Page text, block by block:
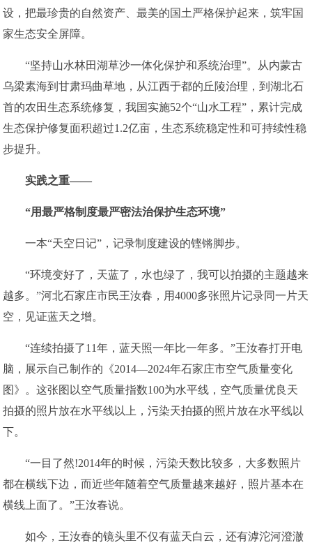
设，把最珍贵的自然资产、最美的国土严格保护起来，筑牢国
家生态安全屏障。
“坚持山水林田湖草沙一体化保护和系统治理”。从内蒙古
乌梁素海到甘肃玛曲草地，从江西于都的丘陵治理，到湖北石
首的农田生态系统修复，我国实施52个“山水工程”，累计完成
生态保护修复面积超过1.2亿亩，生态系统稳定性和可持续性稳
步提升。
实践之重——
“用最严格制度最严密法治保护生态环境”
一本“天空日记”，记录制度建设的铿锵脚步。
“环境变好了，天蓝了，水也绿了，我可以拍摄的主题越来
越多。”河北石家庄市民王汝春，用4000多张照片记录同一片天
空，见证蓝天之增。
“连续拍摄了11年，蓝天照一年比一年多。”王汝春打开电
脑，展示自己制作的《2014—2024年石家庄市空气质量变化
图》。这张图以空气质量指数100为水平线，空气质量优良天
拍摄的照片放在水平线以上，污染天拍摄的照片放在水平线以
下。
“一目了然!2014年的时候，污染天数比较多，大多数照片
都在横线下边，而近些年随着空气质量越来越好，照片基本在
横线上面了。”王汝春说。
如今，王汝春的镜头里不仅有蓝天白云，还有滹沱河澄澈